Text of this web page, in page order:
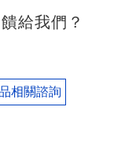
給我們？
相關諮詢